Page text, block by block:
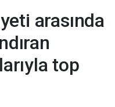
arasında
top